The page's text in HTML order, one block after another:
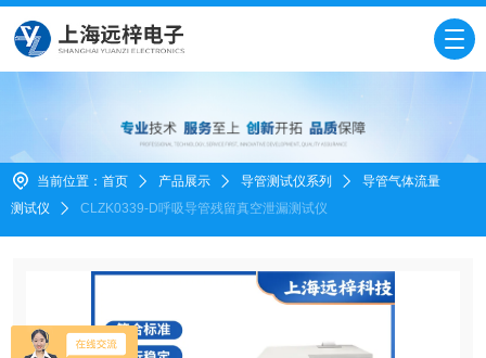
当前位置： 首页 产品展示 导管测试仪系列
导管气体流量
测试仪
CLZK0339-D呼吸导管残留真空泄漏测试仪